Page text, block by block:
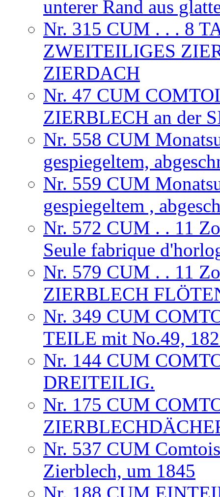
unterer Rand aus
Nr. 315 CUM . . . 8
ZWEITEILIGES
ZIERDACH
Nr. 47 CUM
ZIERBLECH an der
Nr. 558 CUM
gespiegeltem,
Nr. 559 CUM
gespiegeltem ,
Nr. 572 CUM . . 11
Seule fabrique
Nr. 579 CUM . . 11
ZIERBLECH
Nr. 349 CUM
TEILE mit No.49,
Nr. 144 CUM
DREITEILIG.
Nr. 175 CUM
Nr. 537 CUM
Zierblech, um 1845